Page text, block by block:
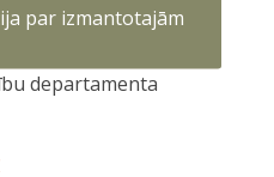
departamenta
par izmantotajām